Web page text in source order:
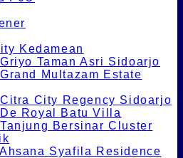
Kedamean
Taman Asri Sidoarjo
Multazam Estate
City Regency Sidoarjo
Royal Batu Villa
Bersinar Cluster
Syafila Residence